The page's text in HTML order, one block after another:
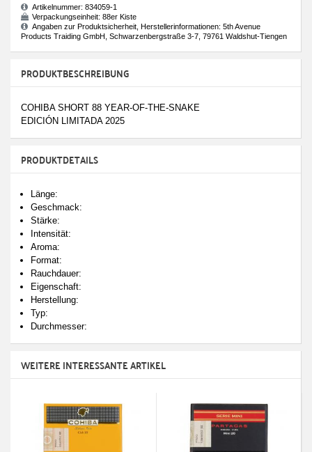
Artikelnummer: 834059-1
Verpackungseinheit: 88er Kiste
Angaben zur Produktsicherheit, Herstellerinformationen: 5th Avenue
Products Traiding GmbH, Schwarzenbergstraße 3-7, 79761 Waldshut-Tiengen
PRODUKTBESCHREIBUNG
COHIBA SHORT 88 YEAR-OF-THE-SNAKE
EDICIÓN LIMITADA 2025
PRODUKTDETAILS
Länge:
Geschmack:
Stärke:
Intensität:
Aroma:
Format:
Rauchdauer:
Eigenschaft:
Herstellung:
Typ:
Durchmesser:
WEITERE INTERESSANTE ARTIKEL